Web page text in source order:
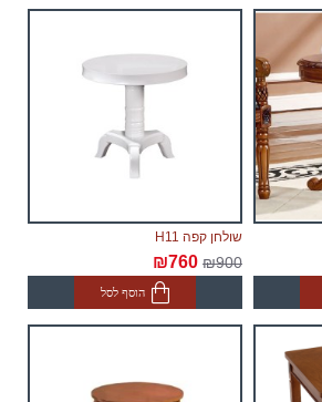
שולחן קפה H11
₪900
₪760
הוסף לסל